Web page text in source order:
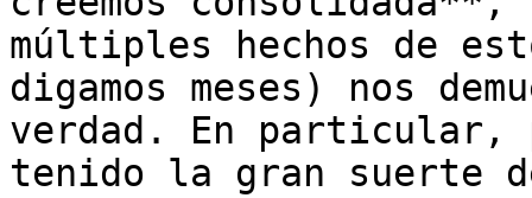
múltiples hechos de
digamos meses) nos
verdad. En particular,
tenido la gran suerte